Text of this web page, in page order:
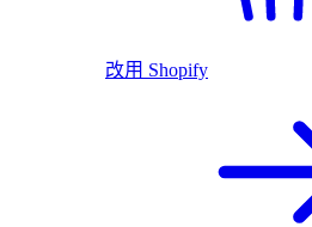
改用 Shopify